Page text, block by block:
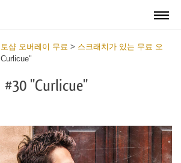
샵 오버레이 무료 > 스크래치가 있는 무료 오
#30 "Curlicue"